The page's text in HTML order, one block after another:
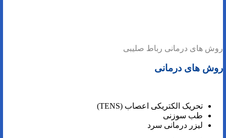
روش های درمانی رباط صلیبی
روش های درمانی
تحریک الکتریکی اعصاب (TENS)
طب سوزنی
لیزر درمانی سرد